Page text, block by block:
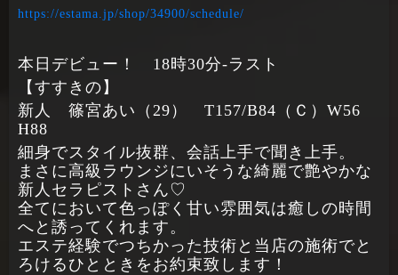
https://estama.jp/shop/34900/schedule/
本日デビュー！ 18時30分‐ラスト
【すすきの】
新人 篠宮あい（29） T157/B84（Ｃ）W56
H88
細身でスタイル抜群、会話上手で聞き上手。
まさに高級ラウンジにいそうな綺麗で艶やかな
新人セラピストさん♡
全てにおいて色っぽく甘い雰囲気は癒しの時間
へと誘ってくれます。
エステ経験でつちかった技術と当店の施術でと
ろけるひとときをお約束致します！